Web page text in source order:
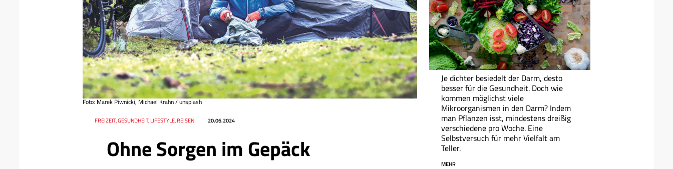
Ohne Sorgen im Gepäck
Datum 20.06.2024
RessortFREIZEIT, GESUNDHEIT, LIFESTYLE, REISEN
Foto: Marek Piwnicki, Michael Krahn / unsplash
Je dichter besiedelt der Darm, desto
besser für die Gesundheit. Doch wie
kommen möglichst viele
Mikroorganismen in den Darm? Indem
man Pflanzen isst, mindestens dreißig
verschiedene pro Woche. Eine
Selbstversuch für mehr Vielfalt am
Teller.
MEHR